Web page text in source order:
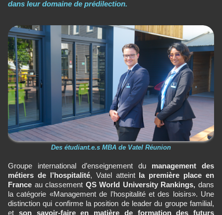
dans leur domaine de prédilection.
Des étudiant.e.s MBA de Vatel Réunion
Groupe international d’enseignement du management des
métiers de l’hospitalité, Vatel atteint la première place en
France au classement QS World University Rankings,dans
la catégorie «Management de l’hospitalité et des loisirs». Une
distinction qui confirme la position de leader du groupe familial,
et son savoir-faire en matière de formation des futurs